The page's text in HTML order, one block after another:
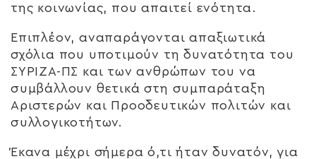
της κοινωνίας, που απαιτεί ενότητα.
Επιπλέον, αναπαράγονται απαξιωτικά
σχόλια που υποτιμούν τη δυνατότητα του
ΣΥΡΙΖΑ-ΠΣ και των ανθρώπων του να
συμβάλλουν θετικά στη συμπαράταξη
Αριστερών και Προοδευτικών πολιτών και
συλλογικοτήτων.
Έκανα μέχρι σήμερα ό,τι ήταν δυνατόν, για